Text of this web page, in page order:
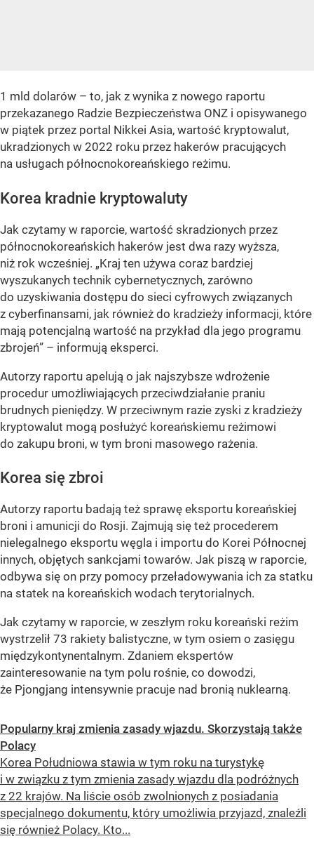
1 mld dolarów – to, jak z wynika z nowego raportu
przekazanego Radzie Bezpieczeństwa ONZ i opisywanego
w piątek przez portal Nikkei Asia, wartość kryptowalut,
ukradzionych w 2022 roku przez hakerów pracujących
na usługach północnokoreańskiego reżimu.
Korea kradnie kryptowaluty
Jak czytamy w raporcie, wartość skradzionych przez
północnokoreańskich hakerów jest dwa razy wyższa,
niż rok wcześniej. „Kraj ten używa coraz bardziej
wyszukanych technik cybernetycznych, zarówno
do uzyskiwania dostępu do sieci cyfrowych związanych
z cyberfinansami, jak również do kradzieży informacji, które
mają potencjalną wartość na przykład dla jego programu
zbrojeń” – informują eksperci.
Autorzy raportu apelują o jak najszybsze wdrożenie
procedur umożliwiających przeciwdziałanie praniu
brudnych pieniędzy. W przeciwnym razie zyski z kradzieży
kryptowalut mogą posłużyć koreańskiemu reżimowi
do zakupu broni, w tym broni masowego rażenia.
Korea się zbroi
Autorzy raportu badają też sprawę eksportu koreańskiej
broni i amunicji do Rosji. Zajmują się też procederem
nielegalnego eksportu węgla i importu do Korei Północnej
innych, objętych sankcjami towarów. Jak piszą w raporcie,
odbywa się on przy pomocy przeładowywania ich za statku
na statek na koreańskich wodach terytorialnych.
Jak czytamy w raporcie, w zeszłym roku koreański reżim
wystrzelił 73 rakiety balistyczne, w tym osiem o zasięgu
międzykontynentalnym. Zdaniem ekspertów
zainteresowanie na tym polu rośnie, co dowodzi,
że Pjongjang intensywnie pracuje nad bronią nuklearną.
Popularny kraj zmienia zasady wjazdu. Skorzystają także
Polacy
Korea Południowa stawia w tym roku na turystykę
i w związku z tym zmienia zasady wjazdu dla podróżnych
z 22 krajów. Na liście osób zwolnionych z posiadania
specjalnego dokumentu, który umożliwia przyjazd, znaleźli
się również Polacy. Kto...